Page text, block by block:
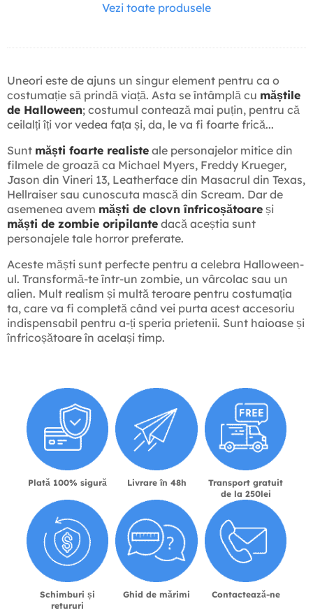
Vezi toate produsele
Uneori este de ajuns un singur element pentru ca o
costumație să prindă viață. Asta se întâmplă cu măștile
de Halloween; costumul contează mai puțin, pentru că
ceilalți îți vor vedea fața și, da, le va fi foarte frică...
Sunt măști foarte realiste ale personajelor mitice din
filmele de groază ca Michael Myers, Freddy Krueger,
Jason din Vineri 13, Leatherface din Masacrul din Texas,
Hellraiser sau cunoscuta mască din Scream. Dar de
asemenea avem măști de clovn înfricoșătoare și
măști de zombie oripilante dacă aceștia sunt
personajele tale horror preferate.
Aceste măști sunt perfecte pentru a celebra Halloween-
ul. Transformă-te într-un zombie, un vârcolac sau un
alien. Mult realism și multă teroare pentru costumația
ta, care va fi completă când vei purta acest accesoriu
indispensabil pentru a-ți speria prietenii. Sunt haioase și
înfricoșătoare în același timp.
Plată 100% sigură Livrare în 48h
Transport gratuit
de la 250lei
Schimburi și
retururi
Ghid de mărimi Contactează-ne